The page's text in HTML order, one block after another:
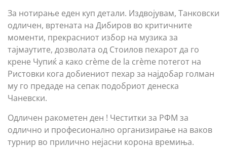
За нотирање еден куп детали. Издвојувам, Танковски
одличен, вртената на Дибиров во критичните
моменти, прекрасниот избор на музика за
тајмаутите, дозволата од Стоилов пехарот да го
крене Чупиќ а како crème de la crème потегот на
Ристовки кога добиениот пехар за најдобар голман
му го предаде на сепак подобриот денеска
Чаневски.
Одличен ракометен ден ! Честитки за РФМ за
одлично и професионално организирање на ваков
турнир во прилично нејасни корона времиња.